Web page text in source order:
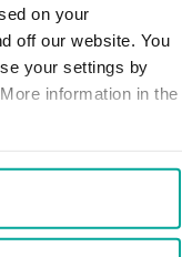
on your
off our website. You
your settings by
information in the